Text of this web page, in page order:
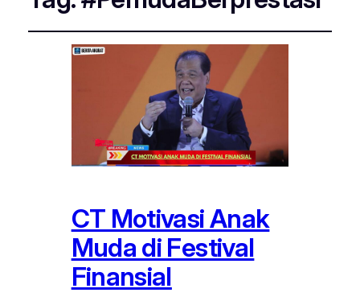
CT Motivasi Anak
Muda di Festival
Finansial